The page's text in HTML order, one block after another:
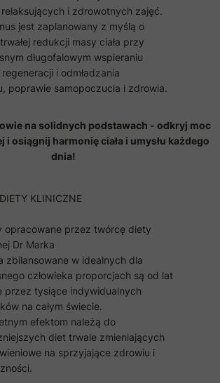
KLINICZNE
opracowane przez twórcę diety
Dr Marka
zbilansowane w idealnych dla
człowieka proporcjach są od lat
przez tysiące indywidualnych
na całym świecie.
efektom należą do
diet trwale zmieniających
na sprzyjające zdrowiu i
i zdrowotnych zajęć.
jest zaplanowany z myślą o
redukcji masy ciała przy
długofalowym wspieraniu
i odmładzania
poprawie samopoczucia i zdrowia.
na solidnych podstawach - odkryj moc
osiągnij harmonię ciała i umysłu każdego
dnia!